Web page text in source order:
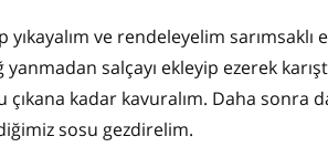
ve rendeleyelim sarımsaklı
salçayı ekleyip ezerek
çıkana kadar kavuralım. Daha sonra
sosu gezdirelim.